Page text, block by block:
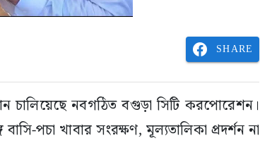
SHARE
নবগঠিত বগুড়া সিটি করপোরেশন।
পচা খাবার সংরক্ষণ, মূল্যতালিকা প্রদর্শন না